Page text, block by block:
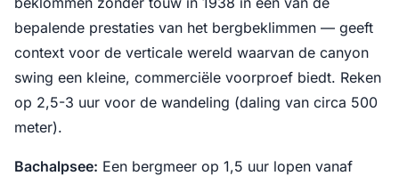
bepalende prestaties van het bergbeklimmen — geeft
context voor de verticale wereld waarvan de canyon
swing een kleine, commerciële voorproef biedt. Reken
op 2,5-3 uur voor de wandeling (daling van circa 500
meter).
Bachalpsee: Een bergmeer op 1,5 uur lopen vanaf